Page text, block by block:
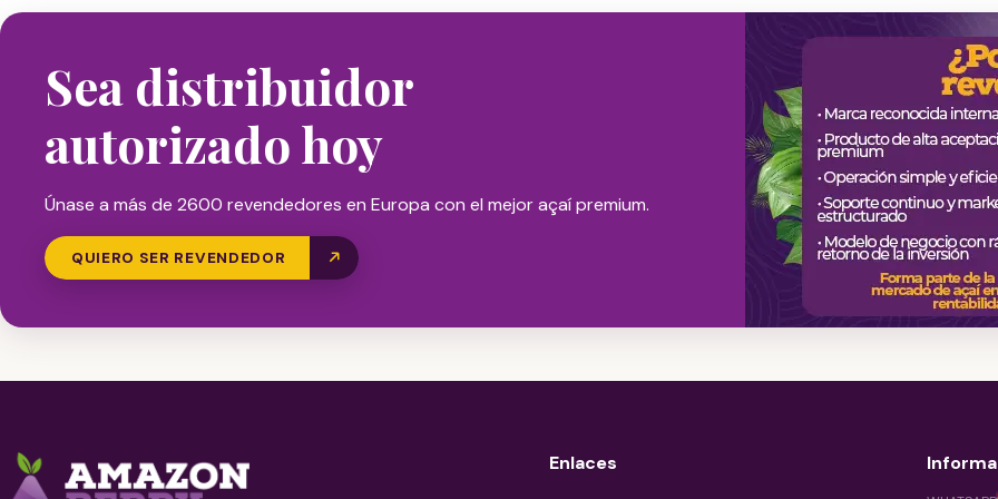
Sea distribuidor
autorizado hoy
Únase a más de 2600 revendedores en Europa con el mejor açaí premium.
QUIERO SER REVENDEDOR
Enlaces